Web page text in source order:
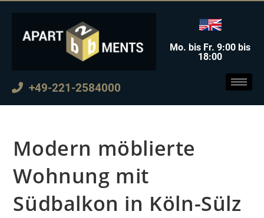
+49-221-2584000
Mo. bis Fr. 9:00 bis
18:00
Modern möblierte
Wohnung mit
Südbalkon in Köln-Sülz